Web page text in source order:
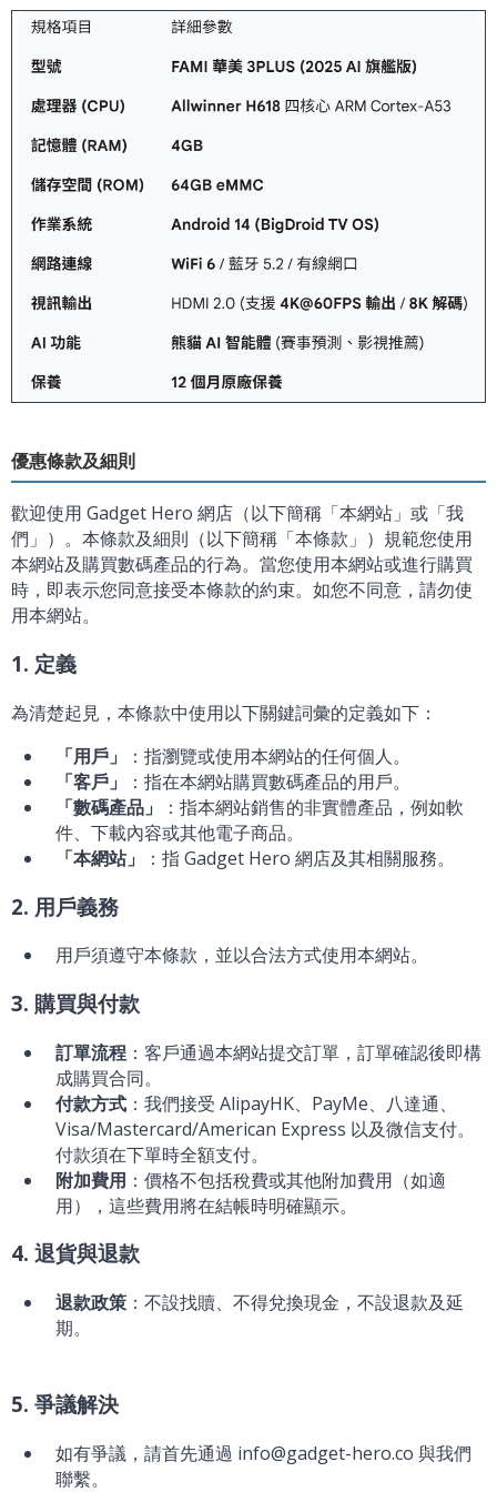
優惠條款及細則
歡迎使用 Gadget Hero 網店（以下簡稱「本網站」或「我
們」）。本條款及細則（以下簡稱「本條款」）規範您使用
本網站及購買數碼產品的行為。當您使用本網站或進行購買
時，即表示您同意接受本條款的約束。如您不同意，請勿使
用本網站。
1. 定義
為清楚起見，本條款中使用以下關鍵詞彙的定義如下：
「用戶」
：指瀏覽或使用本網站的任何個人。
「客戶」
：指在本網站購買數碼產品的用戶。
「數碼產品」
：指本網站銷售的非實體產品，例如軟
件、下載內容或其他電子商品。
「本網站」
：指 Gadget Hero 網店及其相關服務。
2. 用戶義務
用戶須遵守本條款，並以合法方式使用本網站。
3. 購買與付款
訂單流程 ：客戶通過本網站提交訂單，訂單確認後即構
成購買合同。
付款方式 ：我們接受 AlipayHK、PayMe、八達通、
Visa/Mastercard/American Express 以及微信支付。
付款須在下單時全額支付。
附加費用 ：價格不包括稅費或其他附加費用（如適
用），這些費用將在結帳時明確顯示。
4. 退貨與退款
退款政策 ：不設找贖、不得兌換現金，不設退款及延
期。
5. 爭議解決
如有爭議，請首先通過 info@gadget-hero.co 與我們
聯繫。